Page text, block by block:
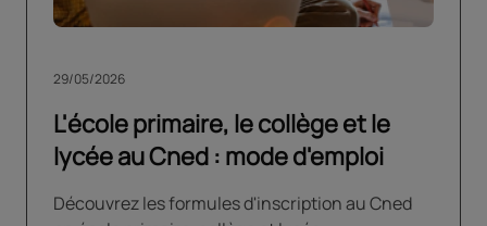
L'école primaire, le collège et le
lycée au Cned : mode d'emploi
29/05/2026
Découvrez les formules d'inscription au Cned